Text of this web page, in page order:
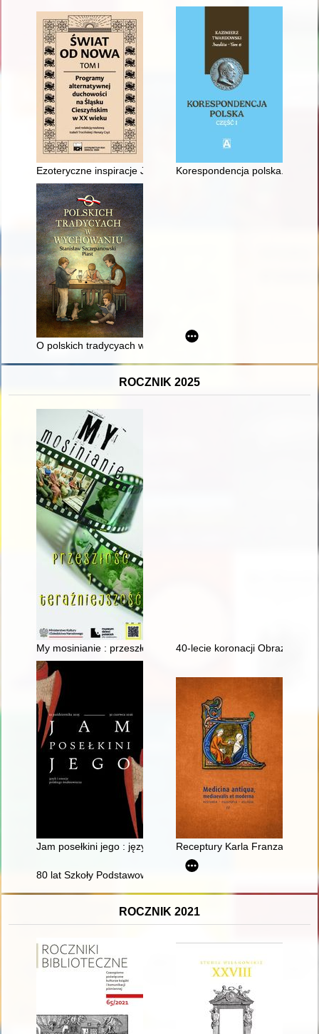
Ezoteryczne inspiracje Juliana Ochorowicza : pomiędzy
Korespondencja polska. Cz. 1
O polskich tradycyach w wychowaniu
ROCZNIK 2025
My mosinianie : przeszłość i teraźniejszość40-lecie koronacji Obrazu
Jam posełkini jego : język i emocje polskiego średniowiecza
Receptury Karla Franza
80 lat Szkoły Podstawowej im. Stefana Żeromskiego w
ROCZNIK 2021